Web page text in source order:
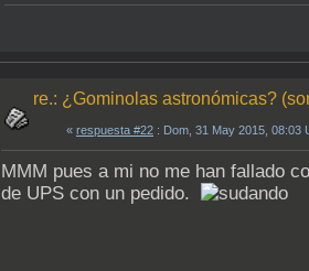
re.: ¿Gominolas astronómicas?
« respuesta #22 : Dom, 31 May 2015, 08:03
MMM pues a mi no me han fallado
de UPS con un pedido.